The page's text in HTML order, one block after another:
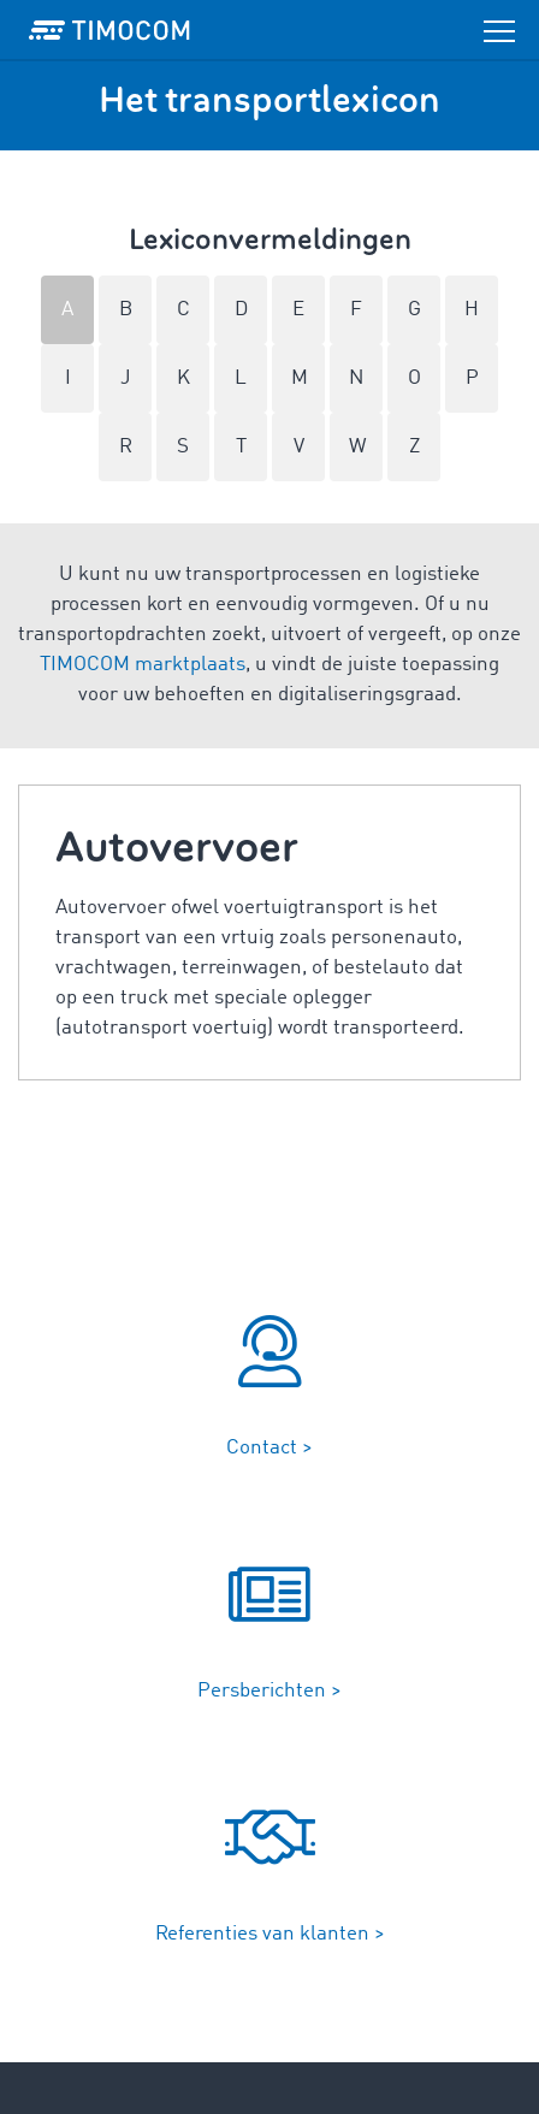
Het transportlexicon
Lexiconvermeldingen
A B C D E F G H
J K L M N O P
R S V W Z
U kunt nu uw transportprocessen en logistieke
processen kort en eenvoudig vormgeven. Of u nu
transportopdrachten zoekt, uitvoert of vergeeft, op onze
TIMOCOM marktplaats, u vindt de juiste toepassing
voor uw behoeften en digitaliseringsgraad.
Autovervoer
Autovervoer ofwel voertuigtransport is het
transport van een vrtuig zoals personenauto,
vrachtwagen, terreinwagen, of bestelauto dat
op een truck met speciale oplegger
(autotransport voertuig) wordt transporteerd.
Contact >
Persberichten >
Referenties van klanten >